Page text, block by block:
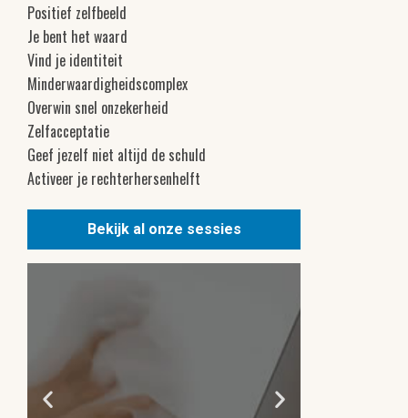
Positief zelfbeeld
Je bent het waard
Vind je identiteit
Minderwaardigheidscomplex
Overwin snel onzekerheid
Zelfacceptatie
Geef jezelf niet altijd de schuld
Activeer je rechterhersenhelft
Bekijk al onze sessies